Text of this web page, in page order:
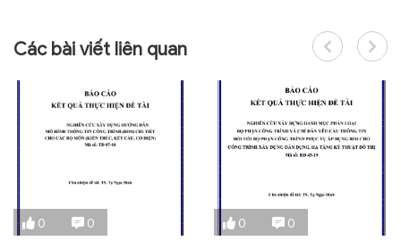
Các bài viết liên quan
0 0 0 0